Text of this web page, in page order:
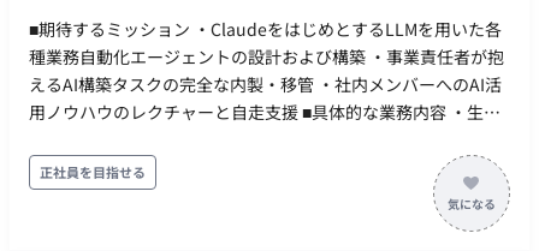
※年間休日124日 リモートワーク：あり（在宅勤務制度あり）
転籍・出向：なし 勤務地(雇入直後) 本社（東京都中央区日本
橋箱崎町24-1） ※出張が発生する可能性がございます。 勤務地
(変更の範囲)会社の定める場所 稼動時間：フレックスタイム制
（コアタイムなし） 標準労働時間：9:00～17:30（休憩60分）
※フレキシブルタイム 7:00～21:00 / 1日の最小就業時間 3時間
45分 時間外労働：有（残業少なめの環境です） 年収： ■賃金形
態：月給制（派遣期間時は時給制） ■派遣期間時時給：4,666円
■期待するミッション ・ClaudeをはじめとするLLMを用いた各
種業務自動化エージェントの設計および構築 ・事業責任者が抱
えるAI構築タスクの完全な内製・移管 ・社内メンバーへのAI活
用ノウハウのレクチャーと自走支援 ■具体的な業務内容 ・生成
プロンプトの調整およびイレギュラー対応用の仕組みづくり ・
既存メンバーに向けたAIツールの利用マニュアル作成および講
正社員を目指せる